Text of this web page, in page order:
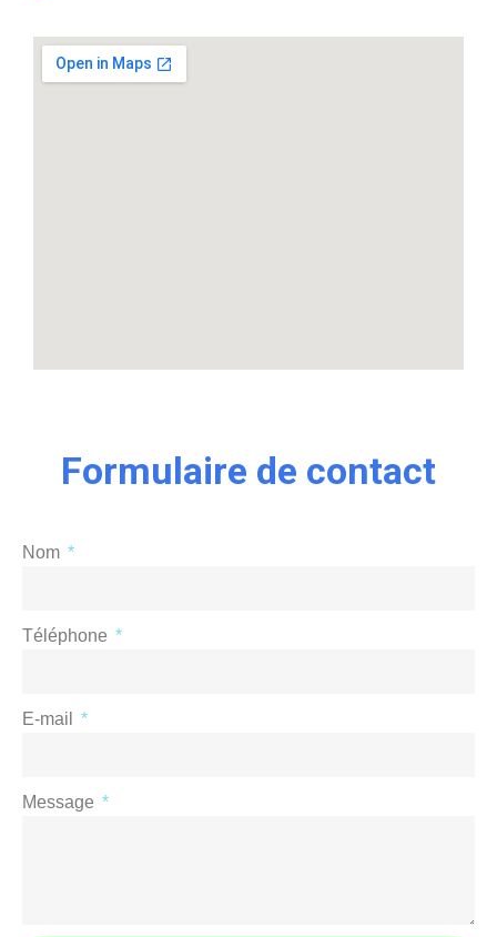
Formulaire de contact
Nom
Téléphone
E-mail
Message